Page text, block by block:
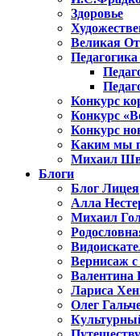
Здоровье
Великая
Конкурс
Конкурс
Конкурс
Каким мы
Михаил
Блоги
Блог Лицея
Алла
Михаил
Вернисаж
Валентина
Лариса
Олег